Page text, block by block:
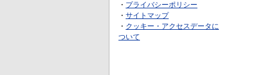
・ プライバシーポリシー
・ サイトマップ
・ クッキー・アクセスデータに
ついて